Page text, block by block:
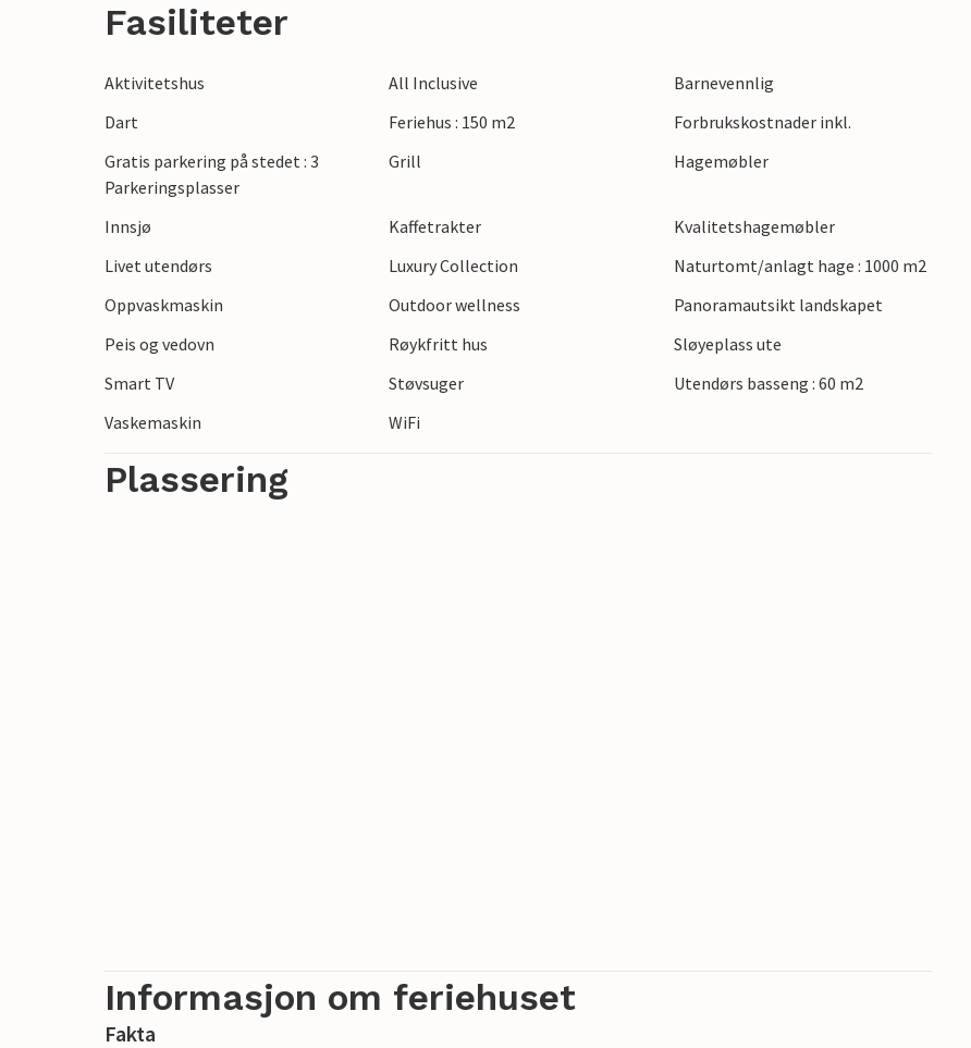
leker og lekeplassutstyr for barna dine.
Området rundt tilbyr fantastiske sykkel- og turstier hvor du kan utforske naturen i
Nyt en herlig ferie i dette feriehuset med basseng i en fantastisk beliggenhet!
Fasiliteter
Aktivitetshus All Inclusive
Barnevennlig
Dart
Feriehus : 150 m2
Forbrukskostnader inkl.
Gratis parkering på stedet : 3
Parkeringsplasser
Grill Hagemøbler
Innsjø Kaffetrakter
Kvalitetshagemøbler
Livet utendørs
Luxury Collection
Naturtomt/anlagt hage : 1000 m2
Oppvaskmaskin
Outdoor wellness
Panoramautsikt landskapet
Peis og vedovn
Røykfritt hus
Sløyeplass ute
Smart TV
Støvsuger
Utendørs basseng : 60 m2
Vaskemaskin
WiFi
Plassering
Informasjon om feriehuset
Fakta